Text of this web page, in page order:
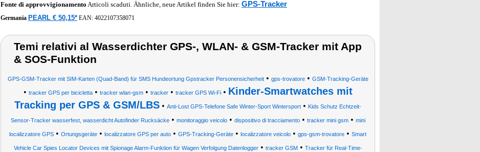
Fonte di approvvigionamento Articoli scaduti. Ähnliche, neue Artikel finden Sie hier: GPS-Tracker
Germania PEARL € 50,15* EAN: 4022107358071
Temi relativi al Wasserdichter GPS-, WLAN- & GSM-Tracker mit App
& SOS-Funktion
GPS-GSM-Tracker mit SIM-Karten (Quad-Band) für SMS Hundeortung Gpstracker Personensicherheit• gps-trovatore• GSM-Tracking-Geräte
• tracker GPS per bicicletta• tracker wlan-gsm• tracker• tracker GPS Wi-Fi• Kinder-Smartwatches mit
Tracking per GPS & GSM/LBS • Anti-Lost GPS-Telefone Safe Winter-Sport Wintersport • Kids Schutz Echtzeit-
Sensor-Tracker wasserfest, wasserdicht Autofinder Rucksäcke• monitoraggio veicolo• dispositivo di tracciamento• tracker mini gsm• mini
localizzatore GPS • Ortungsgeräte • localizzatore GPS per auto • GPS-Tracking-Geräte • localizzatore veicolo • gps-gsm-trovatore • Smart
Vehicle Car Spies Locator Devices mit Spionage Alarm-Funktion für Wagen Verfolgung Datenlogger• tracker GSM• Tracker für Real-Time-